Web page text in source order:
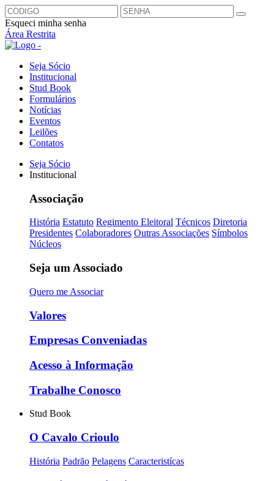
Esqueci minha senha
Área Restrita
Seja Sócio
Institucional
Stud Book
Formulários
Notícias
Eventos
Leilões
Contatos
Seja Sócio
Institucional
Associação
História Estatuto Regimento Eleitoral Técnicos Diretoria
Presidentes Colaboradores Outras Associações Símbolos
Núcleos
Seja um Associado
Quero me Associar
Valores
Empresas Conveniadas
Acesso à Informação
Trabalhe Conosco
Stud Book
O Cavalo Crioulo
História Padrão Pelagens Caracteristícas